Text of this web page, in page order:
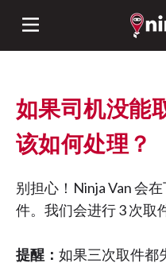
如果司机没能
该如何处理？
别担心！Ninja Van 会
件。我们会进行 3 次取
提醒： 如果三次取件都